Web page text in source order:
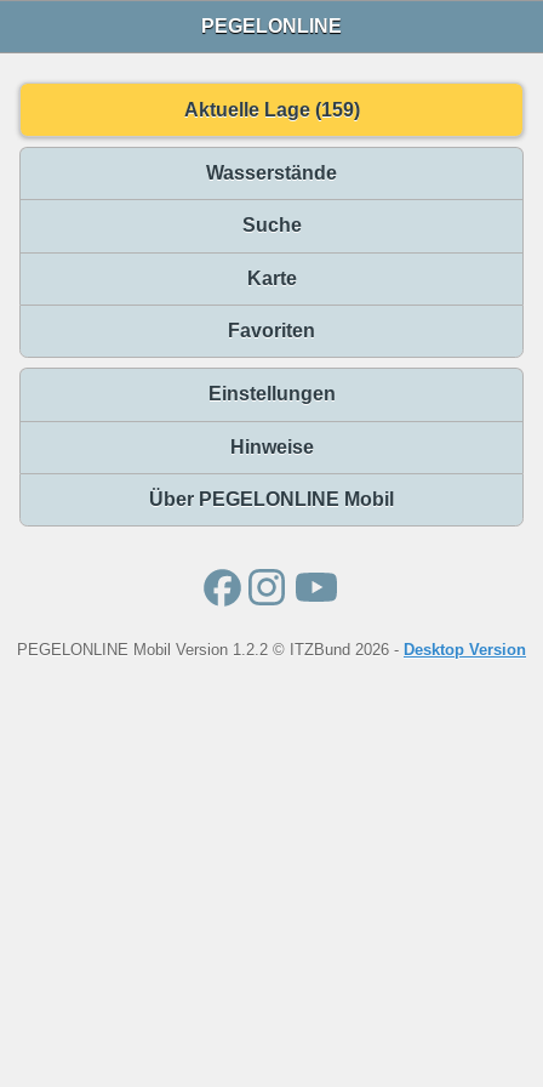
PEGELONLINE
Aktuelle Lage (159)
Wasserstände
Suche
Karte
Favoriten
Einstellungen
Hinweise
Über PEGELONLINE Mobil
PEGELONLINE Mobil Version 1.2.2 © ITZBund 2026 - Desktop Version